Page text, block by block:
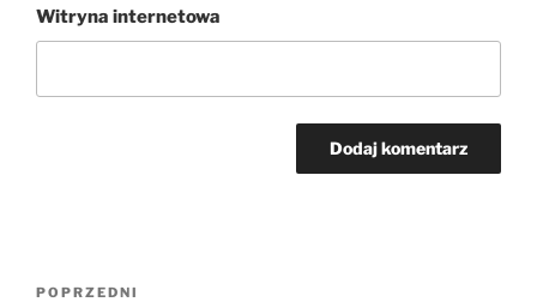
Witryna internetowa
Nawigacja
Poprzedni
POPRZEDNI